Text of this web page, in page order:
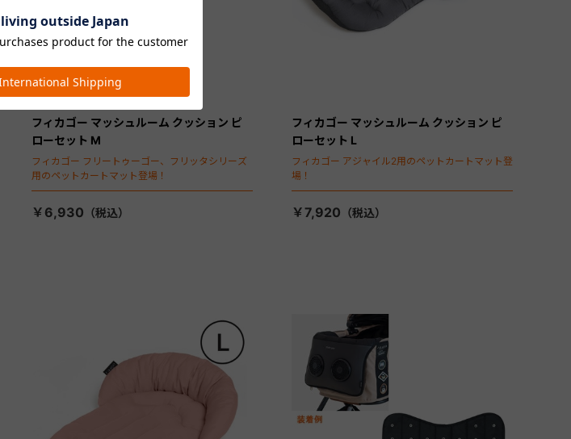
フィカゴー マッシュルーム クッション ピ
ローセット M
フィカゴー フリートゥーゴー、フリッタシリーズ
用のペットカートマット登場！
￥6,930
フィカゴー マッシュルーム クッション ピ
ローセット L
フィカゴー アジャイル2用のペットカートマット登
場！
￥7,920